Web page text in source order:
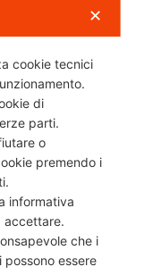
✕
cookie tecnici
di
parti.
o
premendo i
informativa
accettare.
che i
essere